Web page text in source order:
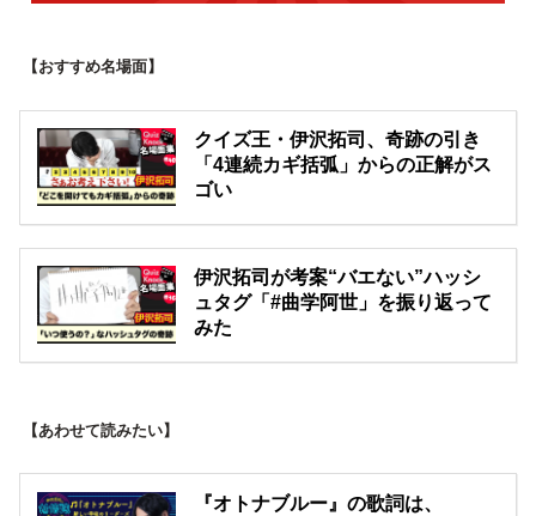
【おすすめ名場面】
クイズ王・伊沢拓司、奇跡の引き
「4連続カギ括弧」からの正解がス
ゴい
伊沢拓司が考案“バエない”ハッシ
ュタグ「#曲学阿世」を振り返って
みた
【あわせて読みたい】
『オトナブルー』の歌詞は、